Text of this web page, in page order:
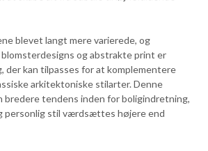
blevet langt mere varierede, og
og abstrakte print er
der kan tilpasses for at komplementere
arkitektoniske stilarter. Denne
bredere tendens inden for boligindretning,
personlig stil værdsættes højere end